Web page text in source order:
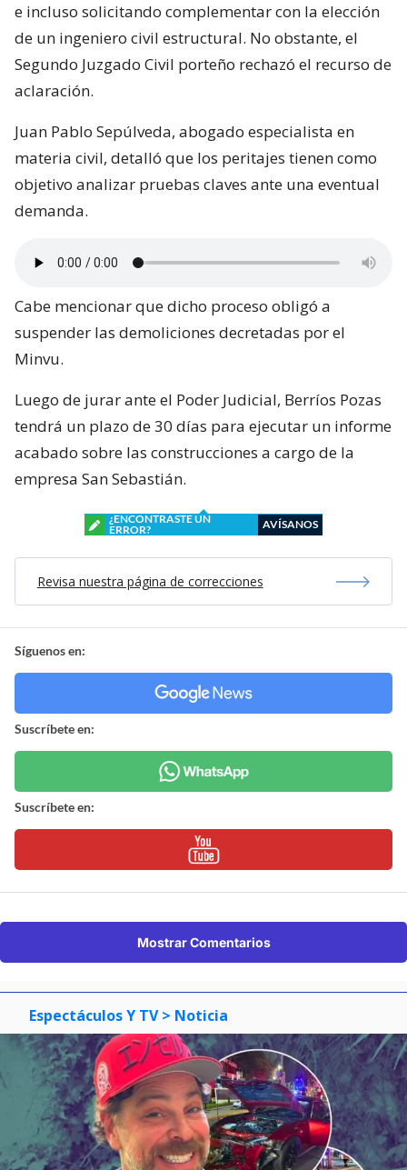
e incluso solicitando complementar con la elección
de un ingeniero civil estructural. No obstante, el
Segundo Juzgado Civil porteño rechazó el recurso de
aclaración.
Juan Pablo Sepúlveda, abogado especialista en
materia civil, detalló que los peritajes tienen como
objetivo analizar pruebas claves ante una eventual
demanda.
Cabe mencionar que dicho proceso obligó a
suspender las demoliciones decretadas por el
Minvu.
Luego de jurar ante el Poder Judicial, Berríos Pozas
tendrá un plazo de 30 días para ejecutar un informe
acabado sobre las construcciones a cargo de la
empresa San Sebastián.
¿ENCONTRASTE UN
ERROR?
AVÍSANOS
Revisa nuestra página de correcciones
Síguenos en:
Suscríbete en:
Suscríbete en:
Mostrar Comentarios
Espectáculos Y TV > Noticia